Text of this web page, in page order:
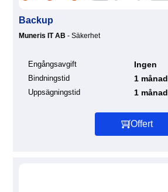
Backup
Muneris IT AB - Säkerhet
Engångsavgift Ingen
Bindningstid 1 månad
Uppsägningstid 1 månad
Offert